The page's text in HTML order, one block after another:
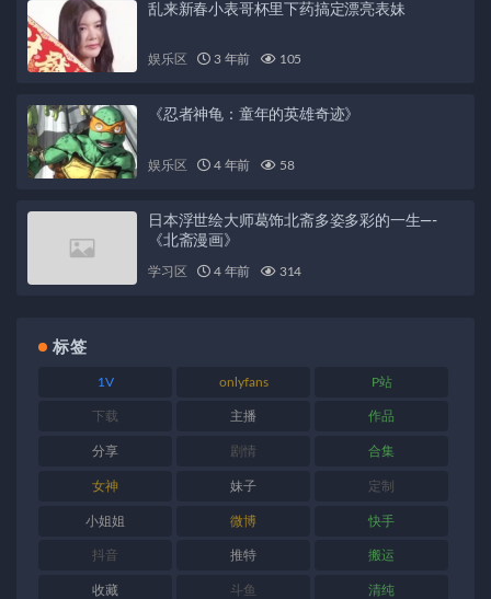
乱来新春小表哥杯里下药搞定漂亮表妹
娱乐区 3 年前 105
《忍者神龟：童年的英雄奇迹》
娱乐区 4 年前 58
日本浮世绘大师葛饰北斋多姿多彩的一生—-
《北斋漫画》
学习区 4 年前 314
标签
1V onlyfans P站
下载 主播 作品
分享 剧情 合集
女神 妹子 定制
小姐姐 微博 快手
抖音 推特 搬运
收藏 斗鱼 清纯